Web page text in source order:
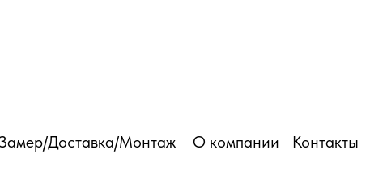
Доставка/Монтаж О компании Контакты